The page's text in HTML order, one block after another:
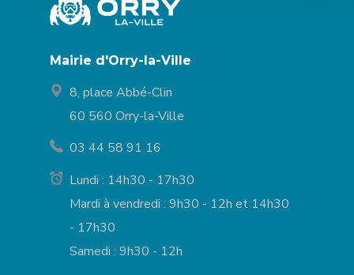
Mairie d'Orry-la-Ville
8, place Abbé-Clin
60 560 Orry-la-Ville
03 44 58 91 16
Lundi : 14h30 - 17h30
Mardi à vendredi : 9h30 - 12h et 14h30
- 17h30
Samedi : 9h30 - 12h